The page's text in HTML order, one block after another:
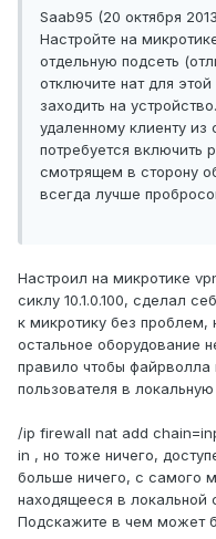
Saab95 (20 октября
Настройте на
отдельную подсеть
отключите нат для
заходить на
удаленному клиенту
потребуется включить
смотрящем в сторону
всегда лучше
Настроил на микротике
сиклу 10.1.0.100, сделал
к микротику без проблем,
остальное оборудование
правило чтобы файрволла
пользователя в локальную
/ip firewall nat add
in , но тоже ничего,
больше ничего, с самого
находящееся в локальной
Подскажите в чем может